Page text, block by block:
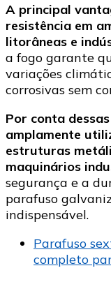
A principal
resistência em
litorâneas e
a fogo garante
variações
corrosivas sem
Por conta
amplamente
estruturas
maquinários
segurança e a
parafuso
indispensável.
Parafuso
completo